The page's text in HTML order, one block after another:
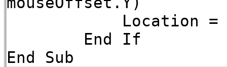
Location =
End If
End Sub